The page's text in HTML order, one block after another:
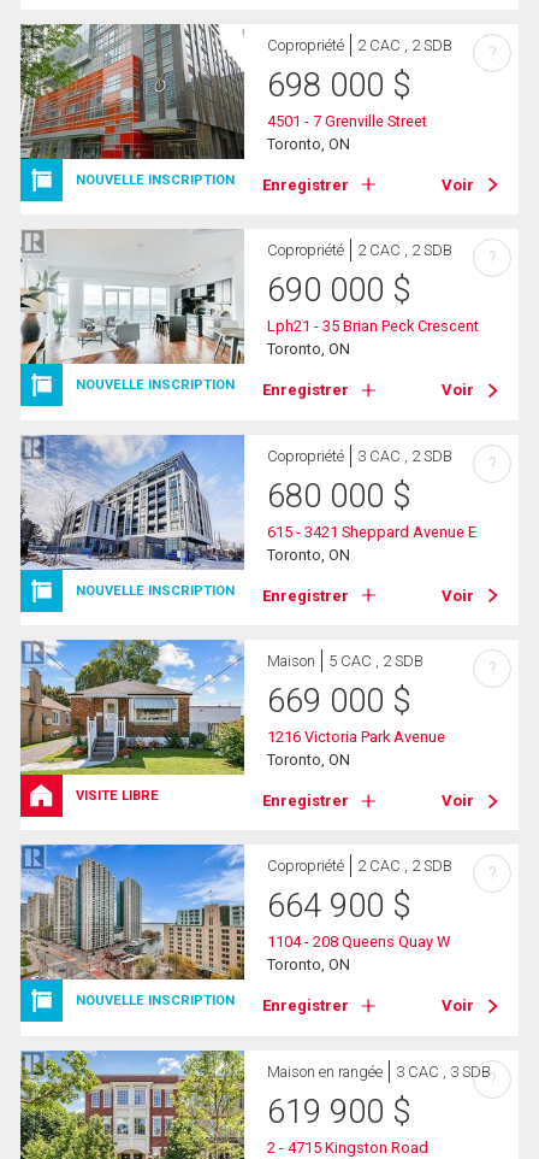
NOUVELLE INSCRIPTION
Copropriété 2 CAC , 2 SDB
698 000 $
4501 - 7 Grenville Street
Toronto, ON
Enregistrer Voir
?
NOUVELLE INSCRIPTION
Copropriété 2 CAC , 2 SDB
690 000 $
Lph21 - 35 Brian Peck Crescent
Toronto, ON
Enregistrer Voir
?
NOUVELLE INSCRIPTION
Copropriété 3 CAC , 2 SDB
680 000 $
615 - 3421 Sheppard Avenue E
Toronto, ON
Enregistrer Voir
?
VISITE LIBRE
Maison 5 CAC , 2 SDB
669 000 $
1216 Victoria Park Avenue
Toronto, ON
Enregistrer Voir
?
NOUVELLE INSCRIPTION
Copropriété 2 CAC , 2 SDB
664 900 $
1104 - 208 Queens Quay W
Toronto, ON
Enregistrer Voir
?
Maison en rangée 3 CAC , 3 SDB
619 900 $
2 - 4715 Kingston Road
?